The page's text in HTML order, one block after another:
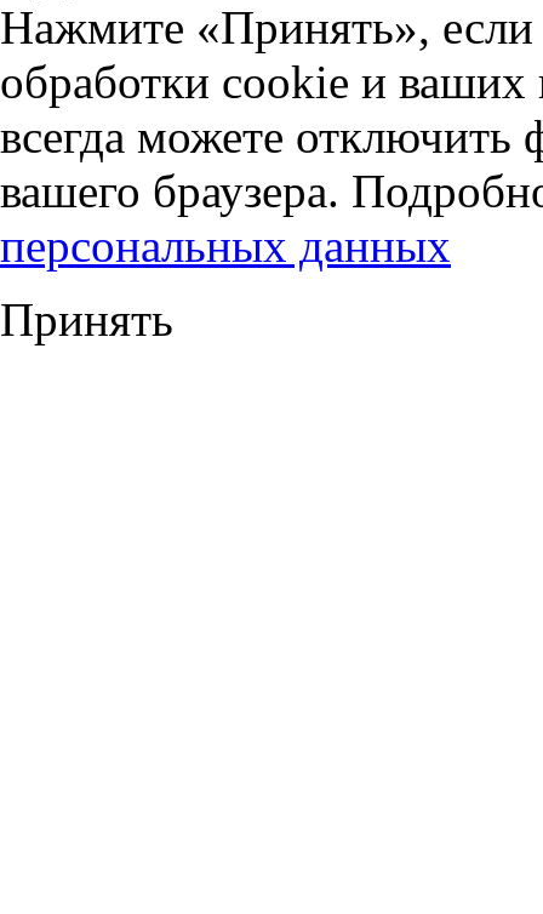
Нажмите «Принять», если
обработки cookie и
всегда можете отключить
вашего браузера.
персональных данных
Принять